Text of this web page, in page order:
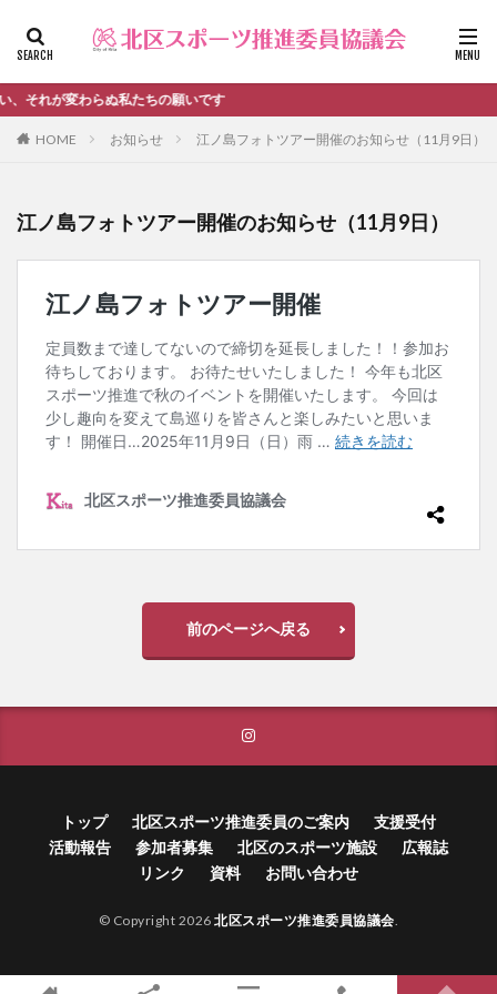
それが変わらぬ私たちの願いです
HOME お知らせ 江ノ島フォトツアー開催のお知らせ（11月9日）
江ノ島フォトツアー開催のお知らせ（11月9日）
前のページへ戻る
トップ 北区スポーツ推進委員のご案内
支援受付
活動報告
参加者募集 北区のスポーツ施設
広報誌
リンク
資料 お問い合わせ
© Copyright 2026北区スポーツ推進委員協議会.
ファッション デザイン 流行
カテゴリー
＃活動報告 kitacup past
schedule
おしらせ
お知らせ キンボール
ノルディック
メンバー募集中のチーム
ワークショップ
健康ハイキング委員会からのご案内
北区スポーツ推進委員
北区のスポーツチーム
卓球
活動報告
生涯スポーツ
田端文士ウォーク